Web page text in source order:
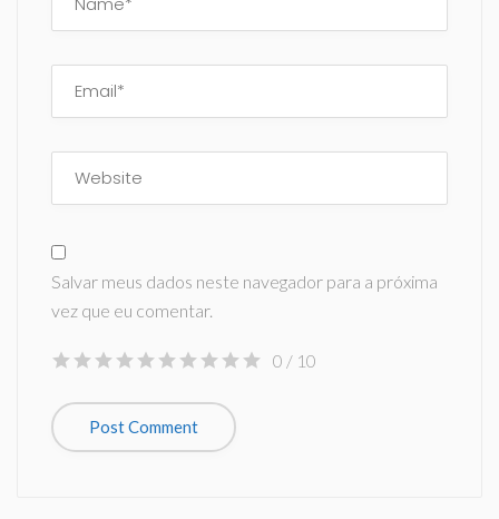
Salvar meus dados neste navegador para a próxima
vez que eu comentar.
0 / 10